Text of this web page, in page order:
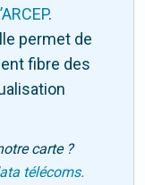
l’ARCEP.
permet de
fibre des
carte ?
télécoms.